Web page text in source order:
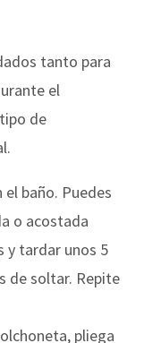
tanto para
el
de
baño. Puedes
o acostada
y tardar unos 5
de soltar. Repite
pliega